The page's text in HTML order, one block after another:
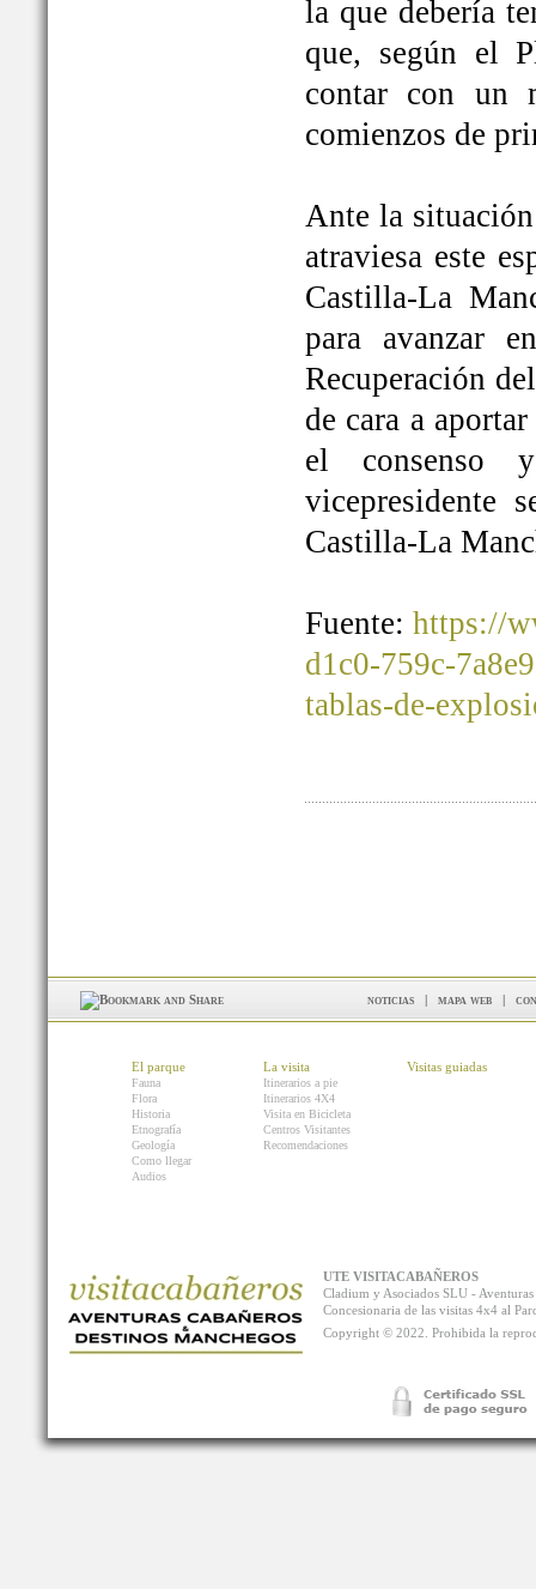
la que debería
que, según el
contar con un
comienzos de
Ante la
atraviesa este
Castilla-La
para avanzar
Recuperación
de cara a
el consenso
vicepresidente
Castilla-La
Fuente: https://
d1c0-759c-
tablas-de-
noticias | mapa web |
El parque
Fauna
Flora
Historia
Etnografía
Geología
Como llegar
Audios
La visita
Itinerarios a pie
Itinerarios 4X4
Visita en Bicicleta
Centros Visitantes
Recomendaciones
Visitas guiadas
UTE VISITACABAÑEROS
Cladium y Asociados SLU -
Concesionaria de las visitas 4x4 al
Copyright © 2022. Prohibida la